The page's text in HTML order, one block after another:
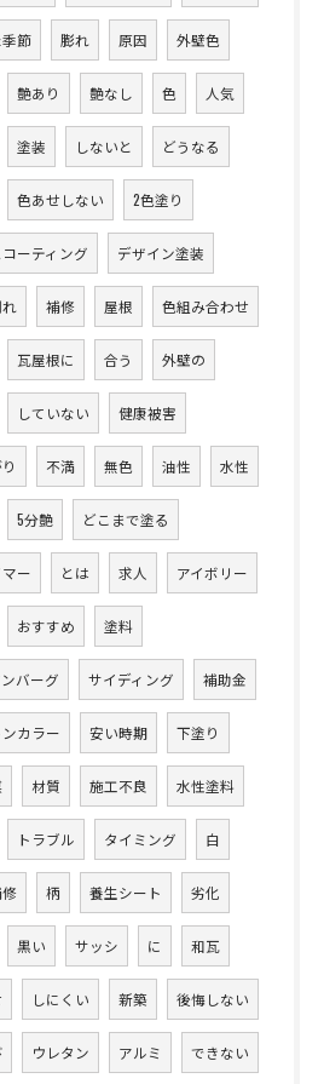
節 膨れ 原因 外壁色
艶あり 艶なし 色 人気
塗装 しないと どうなる
色あせしない 2色塗り
ーティング デザイン塗装
補修 屋根 色組み合わせ
瓦屋根に 合う 外壁の
していない 健康被害
不満 無色 油性 水性
5分艶 どこまで塗る
ー とは 求人 アイボリー
おすすめ 塗料
バーグ サイディング 補助金
カラー 安い時期 下塗り
材質 施工不良 水性塗料
トラブル タイミング 白
柄 養生シート 劣化
黒い サッシ に 和瓦
しにくい 新築 後悔しない
ウレタン アルミ できない